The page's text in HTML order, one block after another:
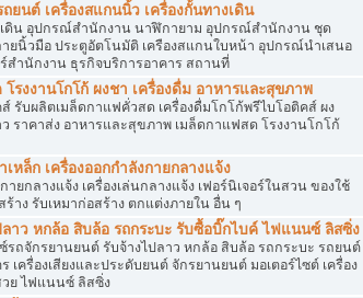
ยนต์ เครื่องสแกนนิ้ว เครื่องกั้นทางเดิน
ดิน อุปกรณ์สำนักงาน นาฬิกายาม อุปกรณ์สำนักงาน ชุด
ยนิ้วมือ ประตูอัตโนมัติ เครืองสแกนใบหน้า อุปกรณ์นำเสนอ
ร์สำนักงาน ธุรกิจบริการอาคาร สถานที่
รงงานโกโก้ ผงชา เครื่องดื่ม อาหารและสุขภาพ
รับผลิตเมล็ดกาแฟคั่วสด เครื่องดื่มโกโก้พรีไบโอติคส์ ผง
ราคาส่ง อาหารและสุขภาพ เมล็ดกาแฟสด โรงงานโกโก้
เหล็ก เครื่องออกกำลังกายกลางแจ้ง
ายกลางแจ้ง เครื่องเล่นกลางแจ้ง เฟอร์นิเจอร์ในสวน ของใช้
าง รับเหมาก่อสร้าง ตกแต่งภายใน อื่น ๆ
าว หกล้อ สิบล้อ รถกระบะ รับซื้อบิ๊กไบค์ ไฟแนนซ์ ลิสซิ่ง
ถจักรยานยนต์ รับจ้างไปลาว หกล้อ สิบล้อ รถกระบะ รถยนต์
เครื่องเสียงและประดับยนต์ จักรยานยนต์ มอเตอร์ไซต์ เครื่อง
วย ไฟแนนซ์ ลิสซิ่ง